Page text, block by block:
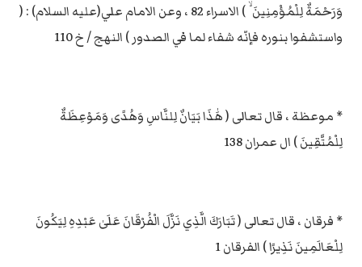
وَرَحْمَةٌ لِلْمُؤْمِنِينَ ۙ ) الاسراء 82 ، وعن الامام علي(عليه السلام) : (
واستشفوا بنوره فإنّه شفاء لما في الصدور ) النهج / خ 110
* موعظة ، قال تعالى ( هَٰذَا بَيَانٌ لِلنَّاسِ وَهُدًى وَمَوْعِظَةٌ
لِلْمُتَّقِينَ ) ال عمران 138
* فرقان ، قال تعالى ( تَبَارَكَ الَّذِي نَزَّلَ الْفُرْقَانَ عَلَىٰ عَبْدِهِ لِيَكُونَ
لِلْعَالَمِينَ نَذِيرًا ) الفرقان 1